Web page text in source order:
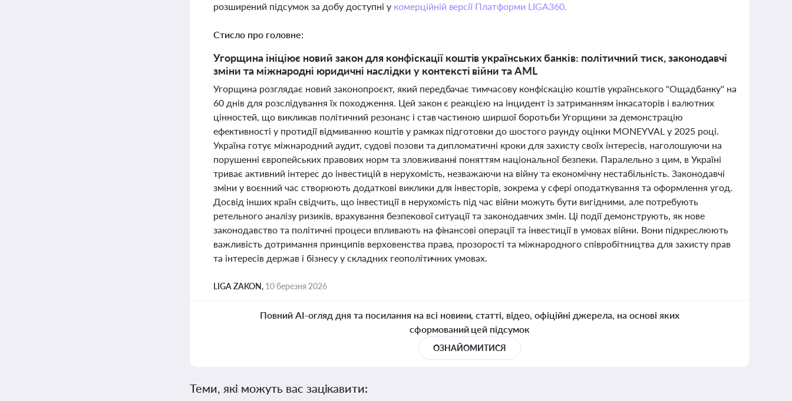
розширений підсумок за добу доступні у комерційній версії Платформи LIGA360.
Стисло про головне:
Угорщина ініціює новий закон для конфіскації коштів українських банків: політичний тиск, законодавчі
зміни та міжнародні юридичні наслідки у контексті війни та AML
Угорщина розглядає новий законопроєкт, який передбачає тимчасову конфіскацію коштів українського "Ощадбанку" на
60 днів для розслідування їх походження. Цей закон є реакцією на інцидент із затриманням інкасаторів і валютних
цінностей, що викликав політичний резонанс і став частиною ширшої боротьби Угорщини за демонстрацію
ефективності у протидії відмиванню коштів у рамках підготовки до шостого раунду оцінки MONEYVAL у 2025 році.
Україна готує міжнародний аудит, судові позови та дипломатичні кроки для захисту своїх інтересів, наголошуючи на
порушенні європейських правових норм та зловживанні поняттям національної безпеки. Паралельно з цим, в Україні
триває активний інтерес до інвестицій в нерухомість, незважаючи на війну та економічну нестабільність. Законодавчі
зміни у воєнний час створюють додаткові виклики для інвесторів, зокрема у сфері оподаткування та оформлення угод.
Досвід інших країн свідчить, що інвестиції в нерухомість під час війни можуть бути вигідними, але потребують
ретельного аналізу ризиків, врахування безпекової ситуації та законодавчих змін. Ці події демонструють, як нове
законодавство та політичні процеси впливають на фінансові операції та інвестиції в умовах війни. Вони підкреслюють
важливість дотримання принципів верховенства права, прозорості та міжнародного співробітництва для захисту прав
та інтересів держав і бізнесу у складних геополітичних умовах.
LIGA ZAKON, 10 березня 2026
Повний AI-огляд дня та посилання на всі новини, статті, відео, офіційні джерела, на основі яких
сформований цей підсумок
ОЗНАЙОМИТИСЯ
Теми, які можуть вас зацікавити: